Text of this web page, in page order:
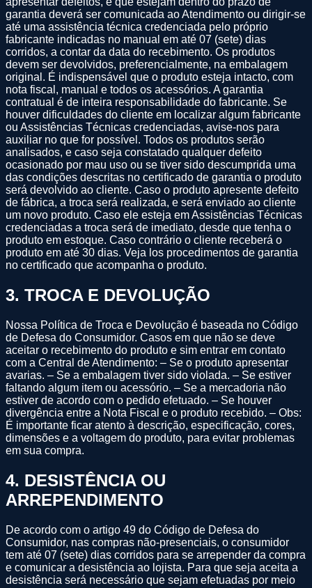
garantia deverá ser comunicada ao Atendimento ou dirigir-se
até uma assistência técnica credenciada pelo próprio
fabricante indicadas no manual em até 07 (sete) dias
corridos, a contar da data do recebimento. Os produtos
devem ser devolvidos, preferencialmente, na embalagem
original. É indispensável que o produto esteja intacto, com
nota fiscal, manual e todos os acessórios. A garantia
contratual é de inteira responsabilidade do fabricante. Se
houver dificuldades do cliente em localizar algum fabricante
ou Assistências Técnicas credenciadas, avise-nos para
auxiliar no que for possível. Todos os produtos serão
analisados, e caso seja constatado qualquer defeito
ocasionado por mau uso ou se tiver sido descumprida uma
das condições descritas no certificado de garantia o produto
será devolvido ao cliente. Caso o produto apresente defeito
de fábrica, a troca será realizada, e será enviado ao cliente
um novo produto. Caso ele esteja em Assistências Técnicas
credenciadas a troca será de imediato, desde que tenha o
produto em estoque. Caso contrário o cliente receberá o
produto em até 30 dias. Veja los procedimentos de garantia
no certificado que acompanha o produto.
3. TROCA E DEVOLUÇÃO
Nossa Política de Troca e Devolução é baseada no Código
de Defesa do Consumidor. Casos em que não se deve
aceitar o recebimento do produto e sim entrar em contato
com a Central de Atendimento: – Se o produto apresentar
avarias. – Se a embalagem tiver sido violada. – Se estiver
faltando algum item ou acessório. – Se a mercadoria não
estiver de acordo com o pedido efetuado. – Se houver
divergência entre a Nota Fiscal e o produto recebido. – Obs:
É importante ficar atento à descrição, especificação, cores,
dimensões e a voltagem do produto, para evitar problemas
em sua compra.
4. DESISTÊNCIA OU
ARREPENDIMENTO
De acordo com o artigo 49 do Código de Defesa do
Consumidor, nas compras não-presenciais, o consumidor
tem até 07 (sete) dias corridos para se arrepender da compra
e comunicar a desistência ao lojista. Para que seja aceita a
desistência será necessário que sejam efetuadas por meio